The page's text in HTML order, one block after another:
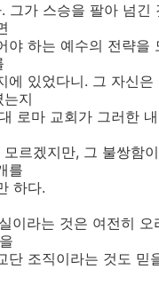
그가 스승을 팔아 넘긴
야 하는 예수의 전략을
에 있었다니. 그 자신은
지
로마 교회가 그러한
모르겠지만, 그 불쌍함
를
하다.
이라는 것은 여전히 오
단 조직이라는 것도 믿